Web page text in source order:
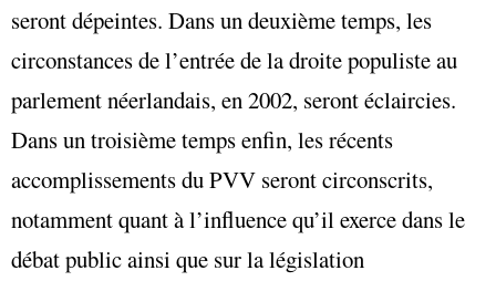
seront dépeintes. Dans un deuxième temps, les
circonstances de l’entrée de la droite populiste au
parlement néerlandais, en 2002, seront éclaircies.
Dans un troisième temps enfin, lesrécents
accomplissements du PVV seront circonscrits,
notamment quant à l’influence qu’il exerce dans le
débat public ainsi que sur la législation